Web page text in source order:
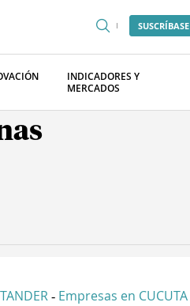
SUSCRÍBASE
INDICADORES Y
MERCADOS
- Empresas en CUCUTA